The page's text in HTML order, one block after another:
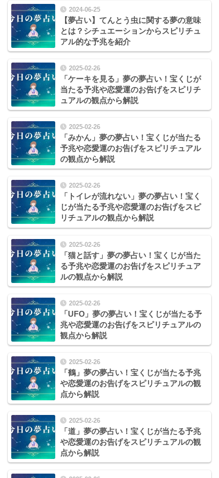
2024-06-25
【夢占い】てんとう虫に関する夢の意味
とは？シチュエーションからスピリチュ
アル的な予兆を紹介
2025-02-26
「ケーキを見る」夢の夢占い！宝くじが
当たる予兆や恋愛運のお告げをスピリチ
ュアルの観点から解説
2025-02-26
「みかん」夢の夢占い！宝くじが当たる
予兆や恋愛運のお告げをスピリチュアル
の観点から解説
2025-02-26
「トイレが流れない」夢の夢占い！宝く
じが当たる予兆や恋愛運のお告げをスピ
リチュアルの観点から解説
2025-02-26
「猫と話す」夢の夢占い！宝くじが当た
る予兆や恋愛運のお告げをスピリチュア
ルの観点から解説
2025-02-26
「UFO」夢の夢占い！宝くじが当たる予
兆や恋愛運のお告げをスピリチュアルの
観点から解説
2025-02-26
「鶴」夢の夢占い！宝くじが当たる予兆
や恋愛運のお告げをスピリチュアルの観
点から解説
2025-02-26
「道」夢の夢占い！宝くじが当たる予兆
や恋愛運のお告げをスピリチュアルの観
点から解説